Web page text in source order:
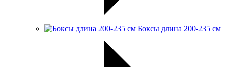
Боксы длина 200-235 см